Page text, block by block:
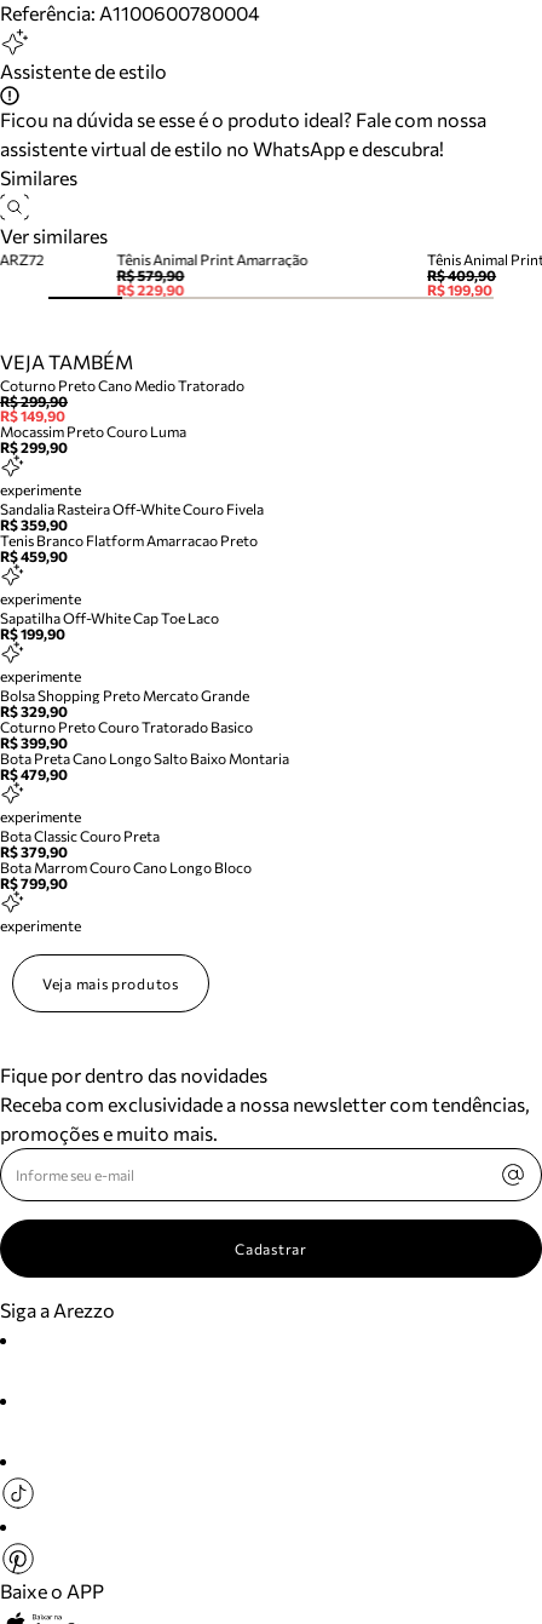
Referência: A1100600780004
Assistente de estilo
Ficou na dúvida se esse é o produto ideal? Fale com nossa
assistente virtual de estilo no WhatsApp e descubra!
Similares
Ver similares
Tênis Animal Print Amarração
R$ 579,90
R$ 229,90
Tênis Animal
R$ 409,90
R$ 199,90
VEJA TAMBÉM
Coturno Preto Cano Medio Tratorado
R$ 299,90
R$ 149,90
Mocassim Preto Couro Luma
R$ 299,90
experimente
Sandalia Rasteira Off-White Couro Fivela
R$ 359,90
Tenis Branco Flatform Amarracao Preto
R$ 459,90
experimente
Sapatilha Off-White Cap Toe Laco
R$ 199,90
experimente
Bolsa Shopping Preto Mercato Grande
R$ 329,90
Coturno Preto Couro Tratorado Basico
R$ 399,90
Bota Preta Cano Longo Salto Baixo Montaria
R$ 479,90
experimente
Bota Classic Couro Preta
R$ 379,90
Bota Marrom Couro Cano Longo Bloco
R$ 799,90
experimente
Veja mais produtos
Fique por dentro das novidades
Receba com exclusividade a nossa newsletter com tendências,
promoções e muito mais.
Cadastrar
Siga a Arezzo
Baixe o APP